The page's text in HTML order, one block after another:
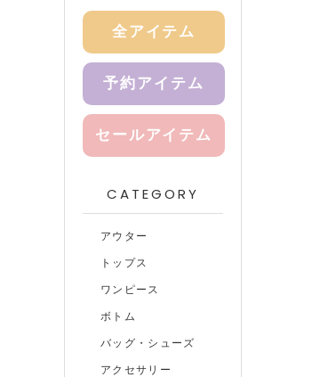
全アイテム
予約アイテム
セールアイテム
CATEGORY
アウター
トップス
ワンピース
ボトム
バッグ・シューズ
アクセサリー